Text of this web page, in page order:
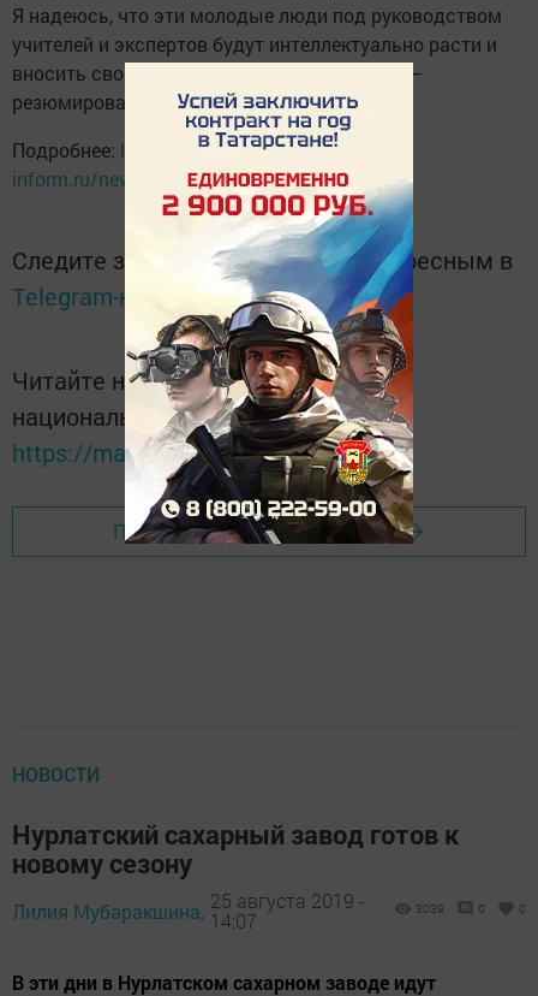
Я надеюсь, что эти молодые люди под руководством
учителей и экспертов будут интеллектуально расти и
вносить свой вклад в развитие общества», –
резюмировал Коминарди.
Подробнее: https://www.tatar-
inform.ru/news/2019/08/25/660399/
Следите за самым важным и интересным в
Telegram-каналеТатмедиа
Читайте новости Татарстана в
национальном мессенджере MАХ:
https://max.ru/tatmedia
Перейти на страницу новости
НОВОСТИ
Нурлатский сахарный завод готов к
новому сезону
Лилия Мубаракшина, 25 августа 2019 -
14:07
3039 0 0
В эти дни в Нурлатском сахарном заводе идут